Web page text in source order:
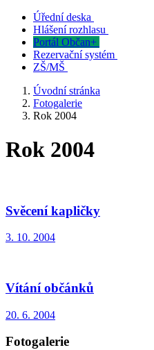
Úřední deska
Hlášení rozhlasu
Portál Občan+
Rezervační systém
ZŠ/MŠ
Úvodní stránka
Fotogalerie
Rok 2004
Rok 2004
Svěcení kapličky
3. 10. 2004
Vítání občánků
20. 6. 2004
Fotogalerie